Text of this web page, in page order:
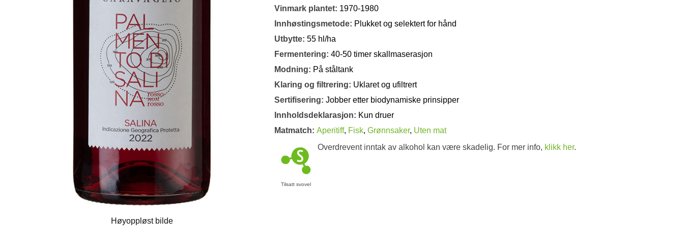
Høyoppløst bilde
Vinmark plantet: 1970-1980
Innhøstingsmetode: Plukket og selektert for hånd
Utbytte: 55 hl/ha
Fermentering: 40-50 timer skallmaserasjon
Modning: På ståltank
Klaring og filtrering: Uklaret og ufiltrert
Sertifisering: Jobber etter biodynamiske prinsipper
Innholdsdeklarasjon: Kun druer
Matmatch: Aperitiff, Fisk, Grønnsaker, Uten mat
Tilsatt svovel
Overdrevent inntak av alkohol kan være skadelig. For mer info, klikk her.